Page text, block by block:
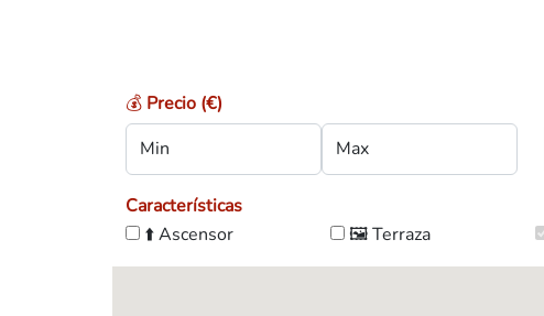
💰 Precio (€)
Características
⬆️ Ascensor
🖼️ Terraza